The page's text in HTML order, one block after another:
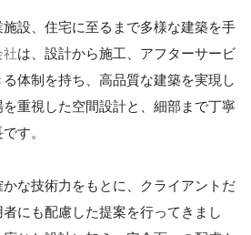
設、住宅に至るまで多様な建築を手
社は、設計から施工、アフターサービ
体制を持ち、高品質な建築を実現し
重視した空間設計と、細部まで丁寧
す。
な技術力をもとに、クライアントだ
にも配慮した提案を行ってきまし